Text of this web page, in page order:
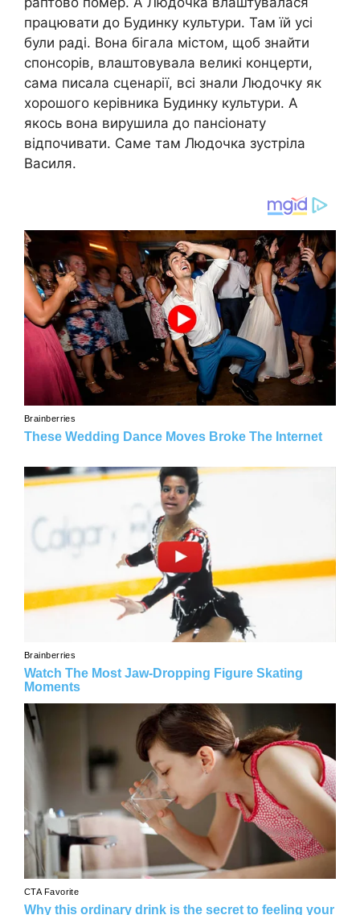
працювати до Будинку культури. Там їй усі
були раді. Вона бігала містом, щоб знайти
спонсорів, влаштовувала великі концерти,
сама писала сценарії, всі знали Людочку як
хорошого керівника Будинку культури. А
якось вона вирушила до пансіонату
відпочивати. Саме там Людочка зустріла
Василя.